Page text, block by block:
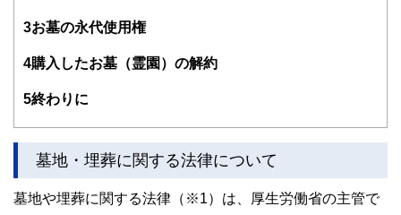
3お墓の永代使用権
4購入したお墓（霊園）の解約
5終わりに
墓地・埋葬に関する法律について
墓地や埋葬に関する法律（※1）は、厚生労働省の主管で